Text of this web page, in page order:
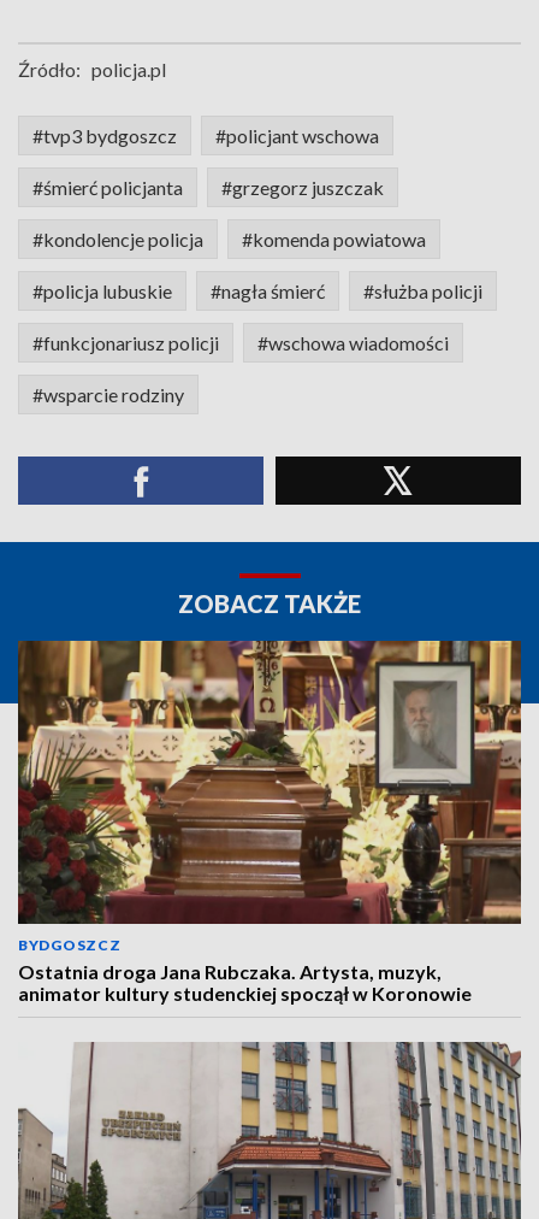
Źródło: policja.pl
#tvp3 bydgoszcz #policjant wschowa
#śmierć policjanta #grzegorz juszczak
#kondolencje policja #komenda powiatowa
#policja lubuskie #nagła śmierć #służba policji
#funkcjonariusz policji #wschowa wiadomości
#wsparcie rodziny
ZOBACZ TAKŻE
BYDGOSZCZ
Ostatnia droga Jana Rubczaka. Artysta, muzyk,
animator kultury studenckiej spoczął w Koronowie